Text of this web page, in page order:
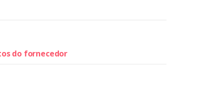
do fornecedor